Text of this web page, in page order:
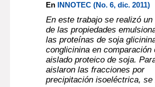
En INNOTEC (No. 6, dic. 2011)
En este trabajo se realizó un
de las propiedades
las proteínas de soja
conglicinina en comparación
aislado proteico de soja.
aislaron las fracciones por
precipitación isoeléctrica, se